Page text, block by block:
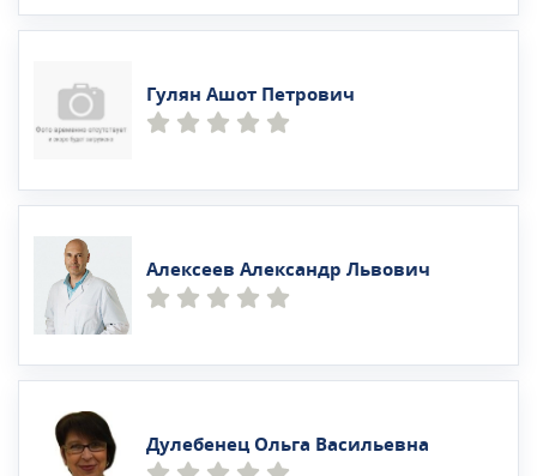
Гулян Ашот Петрович
Алексеев Александр Львович
Дулебенец Ольга Васильевна